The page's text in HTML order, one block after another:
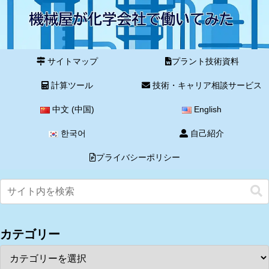
サイトマップ プラント技術資料
計算ツール 技術・キャリア相談サービス
中文 (中国) English
한국어 自己紹介
プライバシーポリシー
カテゴリー